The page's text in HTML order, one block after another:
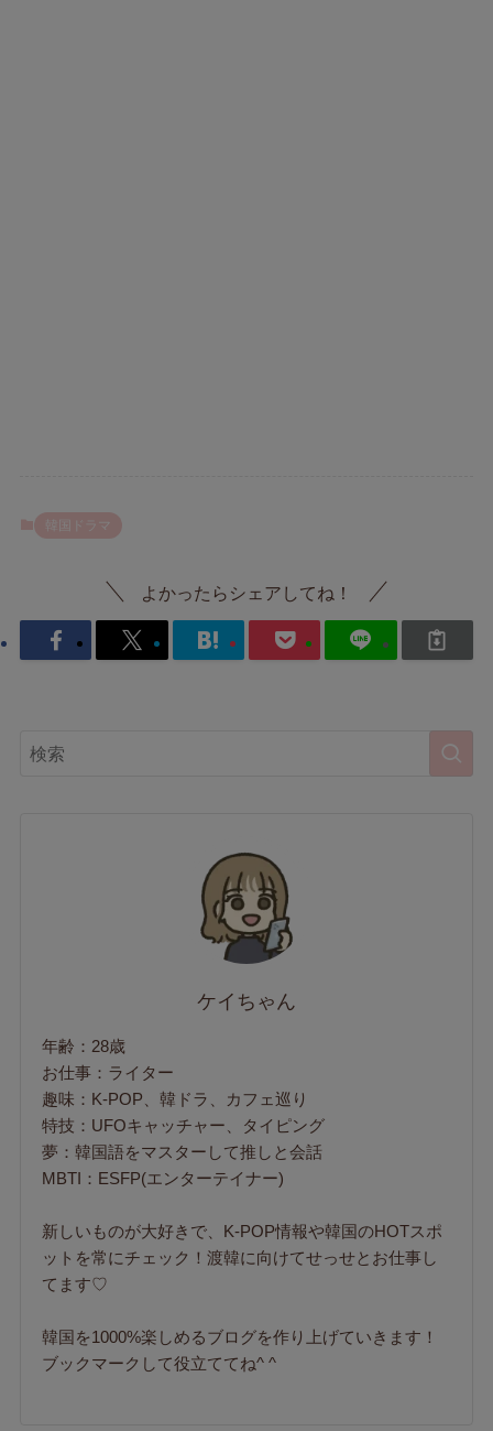
韓国ドラマ
よかったらシェアしてね！
ケイちゃん
年齢：28歳
お仕事：ライター
趣味：K-POP、韓ドラ、カフェ巡り
特技：UFOキャッチャー、タイピング
夢：韓国語をマスターして推しと会話
MBTI：ESFP(エンターテイナー)
新しいものが大好きで、K-POP情報や韓国のHOTスポ
ットを常にチェック！渡韓に向けてせっせとお仕事し
てます♡
韓国を1000%楽しめるブログを作り上げていきます！
ブックマークして役立ててね^ ^